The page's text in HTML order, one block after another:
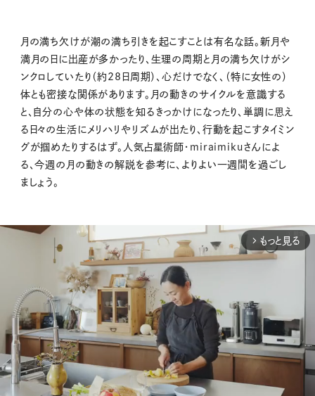
月の満ち欠けが潮の満ち引きを起こすことは有名な話。新月や
満月の日に出産が多かったり、生理の周期と月の満ち欠けがシ
ンクロしていたり（約28日周期）、心だけでなく、（特に女性の）
体とも密接な関係があります。月の動きのサイクルを意識する
と、自分の心や体の状態を知るきっかけになったり、単調に思え
る日々の生活にメリハリやリズムが出たり、行動を起こすタイミン
グが掴めたりするはず。人気占星術師・miraimikuさんによ
る、今週の月の動きの解説を参考に、よりよい一週間を過ごし
ましょう。
arrow_forward_ios もっと見る